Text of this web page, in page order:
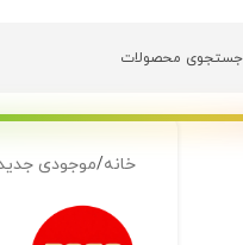
خانه/موجودی